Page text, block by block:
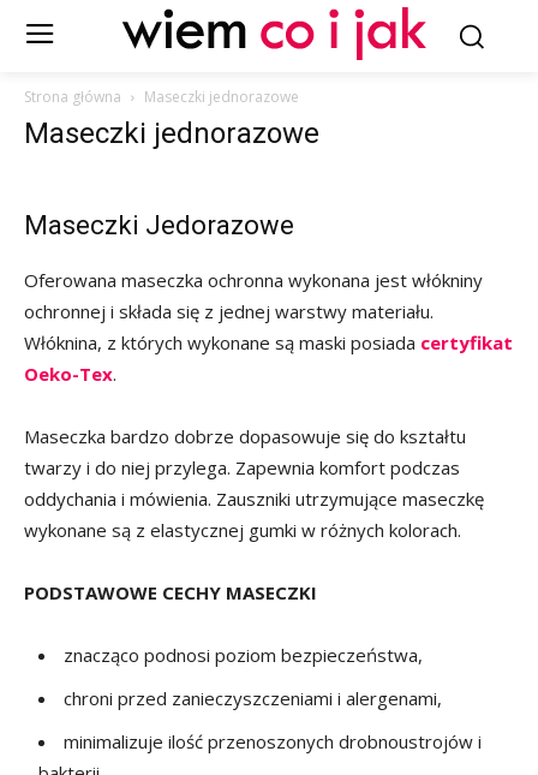
Strona główna Maseczki jednorazowe
Maseczki jednorazowe
Maseczki Jedorazowe
Oferowana maseczka ochronna wykonana jest włókniny
ochronnej i składa się z jednej warstwy materiału.
Włóknina, z których wykonane są maski posiada certyfikat
Oeko-Tex.
Maseczka bardzo dobrze dopasowuje się do kształtu
twarzy i do niej przylega. Zapewnia komfort podczas
oddychania i mówienia. Zauszniki utrzymujące maseczkę
wykonane są z elastycznej gumki w różnych kolorach.
PODSTAWOWE CECHY MASECZKI
znacząco podnosi poziom bezpieczeństwa,
chroni przed zanieczyszczeniami i alergenami,
minimalizuje ilość przenoszonych drobnoustrojów i